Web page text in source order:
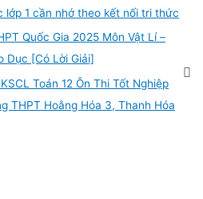
lớp 1 cần nhớ theo kết nối tri thức
Quốc Gia 2025 Môn Vật Lí –
Dục [Có Lời Giải]
Toán 12 Ôn Thi Tốt Nghiệp
THPT Hoằng Hóa 3, Thanh Hóa